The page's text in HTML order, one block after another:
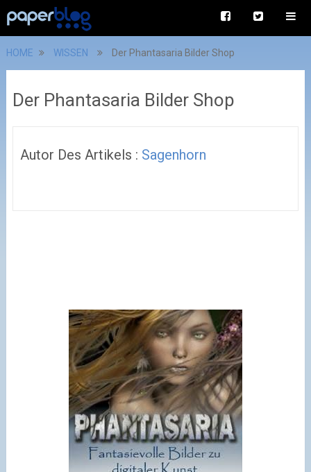
HOME WISSEN Der Phantasaria Bilder Shop
Der Phantasaria Bilder Shop
Autor Des Artikels : Sagenhorn